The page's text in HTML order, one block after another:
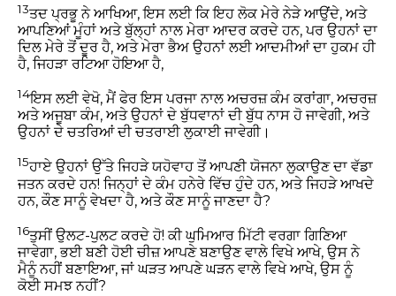
13ਤਦ ਪ੍ਰਭੂ ਨੇ ਆਖਿਆ, ਇਸ ਲਈ ਕਿ ਇਹ ਲੋਕ ਮੇਰੇ ਨੇੜੇ ਆਉਂਦੇ, ਅਤੇ
ਆਪਣਿਆਂ ਮੂੰਹਾਂ ਅਤੇ ਬੁੱਲ੍ਹਾਂ ਨਾਲ ਮੇਰਾ ਆਦਰ ਕਰਦੇ ਹਨ, ਪਰ ਉਹਨਾਂ ਦਾ
ਦਿਲ ਮੇਰੇ ਤੋਂ ਦੂਰ ਹੈ, ਅਤੇ ਮੇਰਾ ਭੈਅ ਉਹਨਾਂ ਲਈ ਆਦਮੀਆਂ ਦਾ ਹੁਕਮ ਹੀ
ਹੈ, ਜਿਹੜਾ ਰਟਿਆ ਹੋਇਆ ਹੈ,
14ਇਸ ਲਈ ਵੇਖੋ, ਮੈਂ ਫੇਰ ਇਸ ਪਰਜਾ ਨਾਲ ਅਚਰਜ਼ ਕੰਮ ਕਰਾਂਗਾ, ਅਚਰਜ਼
ਅਤੇ ਅਜੂਬਾ ਕੰਮ, ਅਤੇ ਉਹਨਾਂ ਦੇ ਬੁੱਧਵਾਨਾਂ ਦੀ ਬੁੱਧ ਨਾਸ ਹੋ ਜਾਵੇਗੀ, ਅਤੇ
ਉਹਨਾਂ ਦੇ ਚਤਰਿਆਂ ਦੀ ਚਤਰਾਈ ਲੁਕਾਈ ਜਾਵੇਗੀ।
15ਹਾਏ ਉਹਨਾਂ ਉੱਤੇ ਜਿਹੜੇ ਯਹੋਵਾਹ ਤੋਂ ਆਪਣੀ ਯੋਜਨਾ ਲੁਕਾਉਣ ਦਾ ਵੱਡਾ
ਜਤਨ ਕਰਦੇ ਹਨ! ਜਿਨ੍ਹਾਂ ਦੇ ਕੰਮ ਹਨੇਰੇ ਵਿੱਚ ਹੁੰਦੇ ਹਨ, ਅਤੇ ਜਿਹੜੇ ਆਖਦੇ
ਹਨ, ਕੌਣ ਸਾਨੂੰ ਵੇਖਦਾ ਹੈ, ਅਤੇ ਕੌਣ ਸਾਨੂੰ ਜਾਣਦਾ ਹੈ?
16ਤੁਸੀਂ ਉਲਟ-ਪੁਲਟ ਕਰਦੇ ਹੋ! ਕੀ ਘੁਮਿਆਰ ਮਿੱਟੀ ਵਰਗਾ ਗਿਣਿਆ
ਜਾਵੇਗਾ, ਭਈ ਬਣੀ ਹੋਈ ਚੀਜ਼ ਆਪਣੇ ਬਣਾਉਣ ਵਾਲੇ ਵਿਖੇ ਆਖੇ, ਉਸ ਨੇ
ਮੈਨੂੰ ਨਹੀਂ ਬਣਾਇਆ, ਜਾਂ ਘੜਤ ਆਪਣੇ ਘੜਨ ਵਾਲੇ ਵਿਖੇ ਆਖੇ, ਉਸ ਨੂੰ
ਕੋਈ ਸਮਝ ਨਹੀਂ?